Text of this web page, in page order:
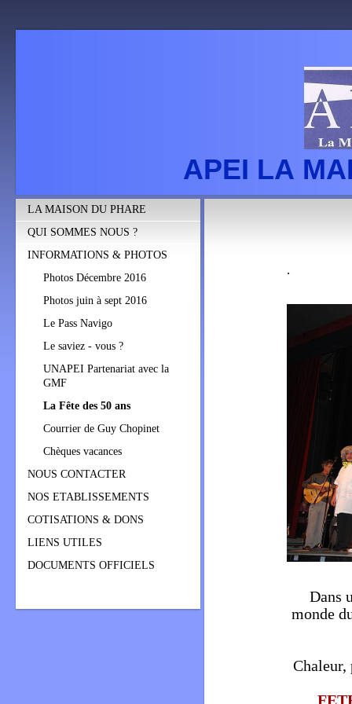
APEI LA
LA MAISON DU PHARE
QUI SOMMES NOUS ?
INFORMATIONS & PHOTOS
Photos Décembre 2016
Photos juin à sept 2016
Le Pass Navigo
Le saviez - vous ?
UNAPEI Partenariat avec la
GMF
La Fête des 50 ans
Courrier de Guy Chopinet
Chèques vacances
NOUS CONTACTER
NOS ETABLISSEMENTS
COTISATIONS & DONS
LIENS UTILES
DOCUMENTS OFFICIELS
.
Dans
monde
Chaleur,